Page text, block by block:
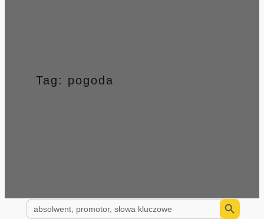
Tag: pogoda
Search
for:
Search Button